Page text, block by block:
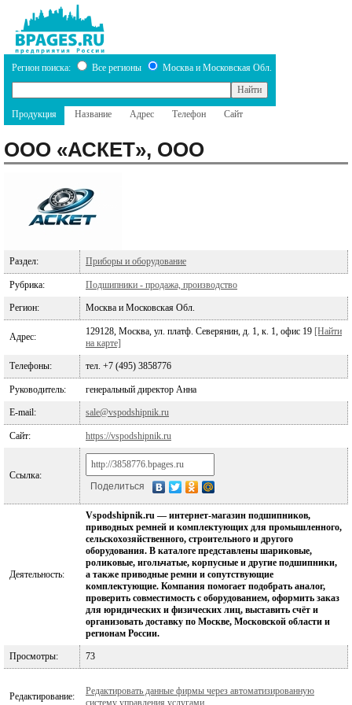
Регион поиска: Все регионы Москва и Московская Обл.
Продукция Название Адрес Телефон Сайт
ООО «АСКЕТ», ООО
Раздел: Приборы и оборудование
Рубрика: Подшипники - продажа, производство
Регион: Москва и Московская Обл.
Адрес: 129128, Москва, ул. платф. Северянин, д. 1, к. 1, офис 19 [Найти
на карте]
Телефоны: тел. +7 (495) 3858776
Руководитель: генеральный директор Анна
E-mail: sale@vspodshipnik.ru
Сайт: https://vspodshipnik.ru
Ссылка:
Поделиться
Деятельность:
Vspodshipnik.ru — интернет-магазин подшипников,
приводных ремней и комплектующих для промышленного,
сельскохозяйственного, строительного и другого
оборудования. В каталоге представлены шариковые,
роликовые, игольчатые, корпусные и другие подшипники,
а также приводные ремни и сопутствующие
комплектующие. Компания помогает подобрать аналог,
проверить совместимость с оборудованием, оформить заказ
для юридических и физических лиц, выставить счёт и
организовать доставку по Москве, Московской области и
регионам России.
Просмотры: 73
Редактирование:
Редактировать данные фирмы через автоматизированную
систему управления услугами